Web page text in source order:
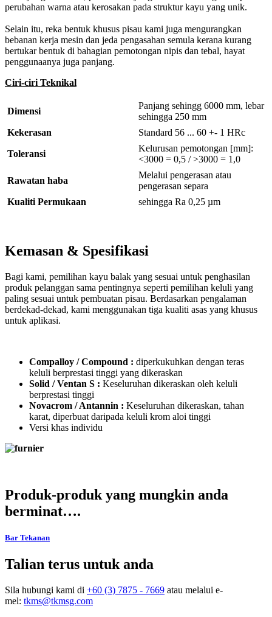
perubahan warna atau kerosakan pada struktur kayu yang unik.
Selain itu, reka bentuk khusus pisau kami juga mengurangkan
bebanan kerja mesin dan jeda pengasahan semula kerana kurang
bertukar bentuk di bahagian pemotongan nipis dan tebal, hayat
penggunaanya juga panjang.
Ciri-ciri Teknikal
Dimensi
Panjang sehingg 6000 mm, lebar
sehingga 250 mm
Kekerasan
Standard 56 ... 60 +- 1 HRc
Toleransi
Kelurusan pemotongan [mm]:
<3000 = 0,5 / >3000 = 1,0
Rawatan haba
Melalui pengerasan atau
pengerasan separa
Kualiti Permukaan
sehingga Ra 0,25 µm
Kemasan & Spesifikasi
Bagi kami, pemilihan kayu balak yang sesuai untuk penghasilan
produk pelanggan sama pentingnya seperti pemilihan keluli yang
paling sesuai untuk pembuatan pisau. Berdasarkan pengalaman
berdekad-dekad, kami menggunakan tiga kualiti asas yang khusus
untuk aplikasi.
Compalloy / Compound : diperkukuhkan dengan teras
keluli berprestasi tinggi yang dikeraskan
Solid / Ventan S : Keseluruhan dikeraskan oleh keluli
berprestasi tinggi
Novacrom / Antannin : Keseluruhan dikeraskan, tahan
karat, diperbuat daripada keluli krom aloi tinggi
Versi khas individu
Produk-produk yang mungkin anda
berminat….
Bar Tekanan
Talian terus untuk anda
Sila hubungi kami di +60 (3) 7875 - 7669 atau melalui e-
mel: tkms@tkmsg.com